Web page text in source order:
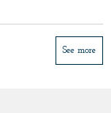
See more